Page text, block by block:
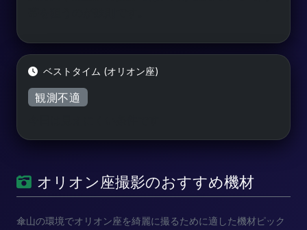
ベストタイム (オリオン座)
観測不適
オリオン座撮影のおすすめ機材
傘山の環境でオリオン座を綺麗に撮るために適した機材ピック